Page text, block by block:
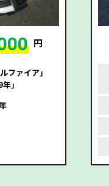
円
ファイア｣
年｣